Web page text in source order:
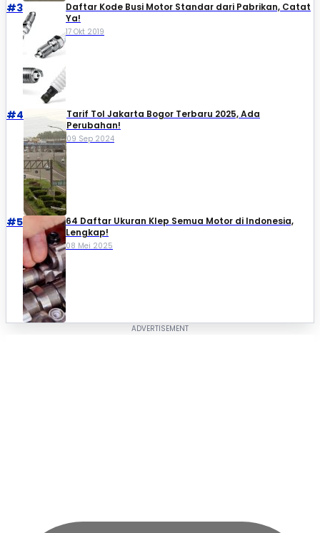
#3
Daftar Kode Busi Motor Standar dari Pabrikan, Catat
Ya!
17 Okt 2019
#4
Tarif Tol Jakarta Bogor Terbaru 2025, Ada
Perubahan!
09 Sep 2024
#5
64 Daftar Ukuran Klep Semua Motor di Indonesia,
Lengkap!
08 Mei 2025